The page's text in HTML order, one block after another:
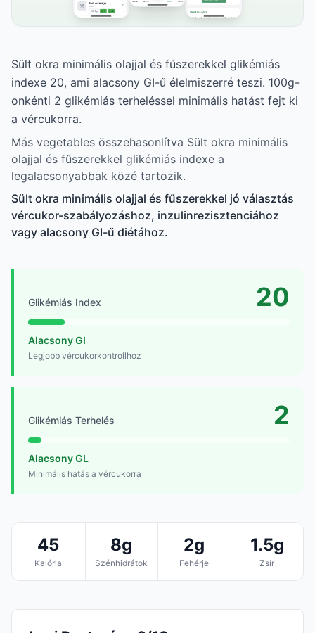
Sült okra minimális olajjal és fűszerekkel glikémiás
indexe 20, ami alacsony GI-ű élelmiszerré teszi. 100g-
onkénti 2 glikémiás terheléssel minimális hatást fejt ki
a vércukorra.
Más vegetables összehasonlítva Sült okra minimális
olajjal és fűszerekkel glikémiás indexe a
legalacsonyabbak közé tartozik.
Sült okra minimális olajjal és fűszerekkel jó választás
vércukor-szabályozáshoz, inzulinrezisztenciához
vagy alacsony GI-ű diétához.
Glikémiás Index 20
Alacsony GI
Legjobb vércukorkontrollhoz
Glikémiás Terhelés 2
Alacsony GL
Minimális hatás a vércukorra
45
Kalória
8g
Szénhidrátok
2g
Fehérje
1.5g
Zsír